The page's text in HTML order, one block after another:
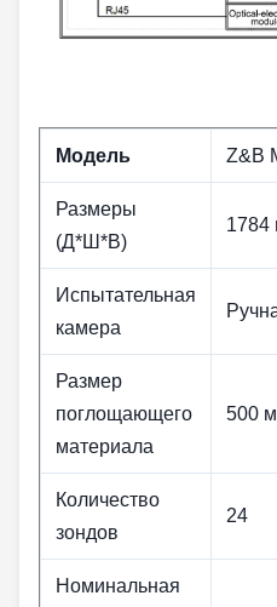
Модель Z&B
Размеры
(Д*Ш*В)
1784
Испытательная
камера
Размер
поглощающего
материала
500
Количество
зондов
24
Номинальная